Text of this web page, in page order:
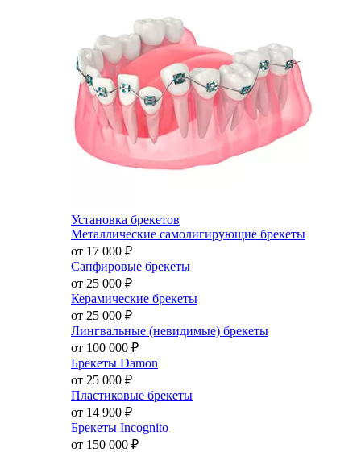
Установка брекетов
Металлические самолигирующие брекеты
от 17 000 ₽
Сапфировые брекеты
от 25 000 ₽
Керамические брекеты
от 25 000 ₽
Лингвальные (невидимые) брекеты
от 100 000 ₽
Брекеты Damon
от 25 000 ₽
Пластиковые брекеты
от 14 900 ₽
Брекеты Incognito
от 150 000 ₽